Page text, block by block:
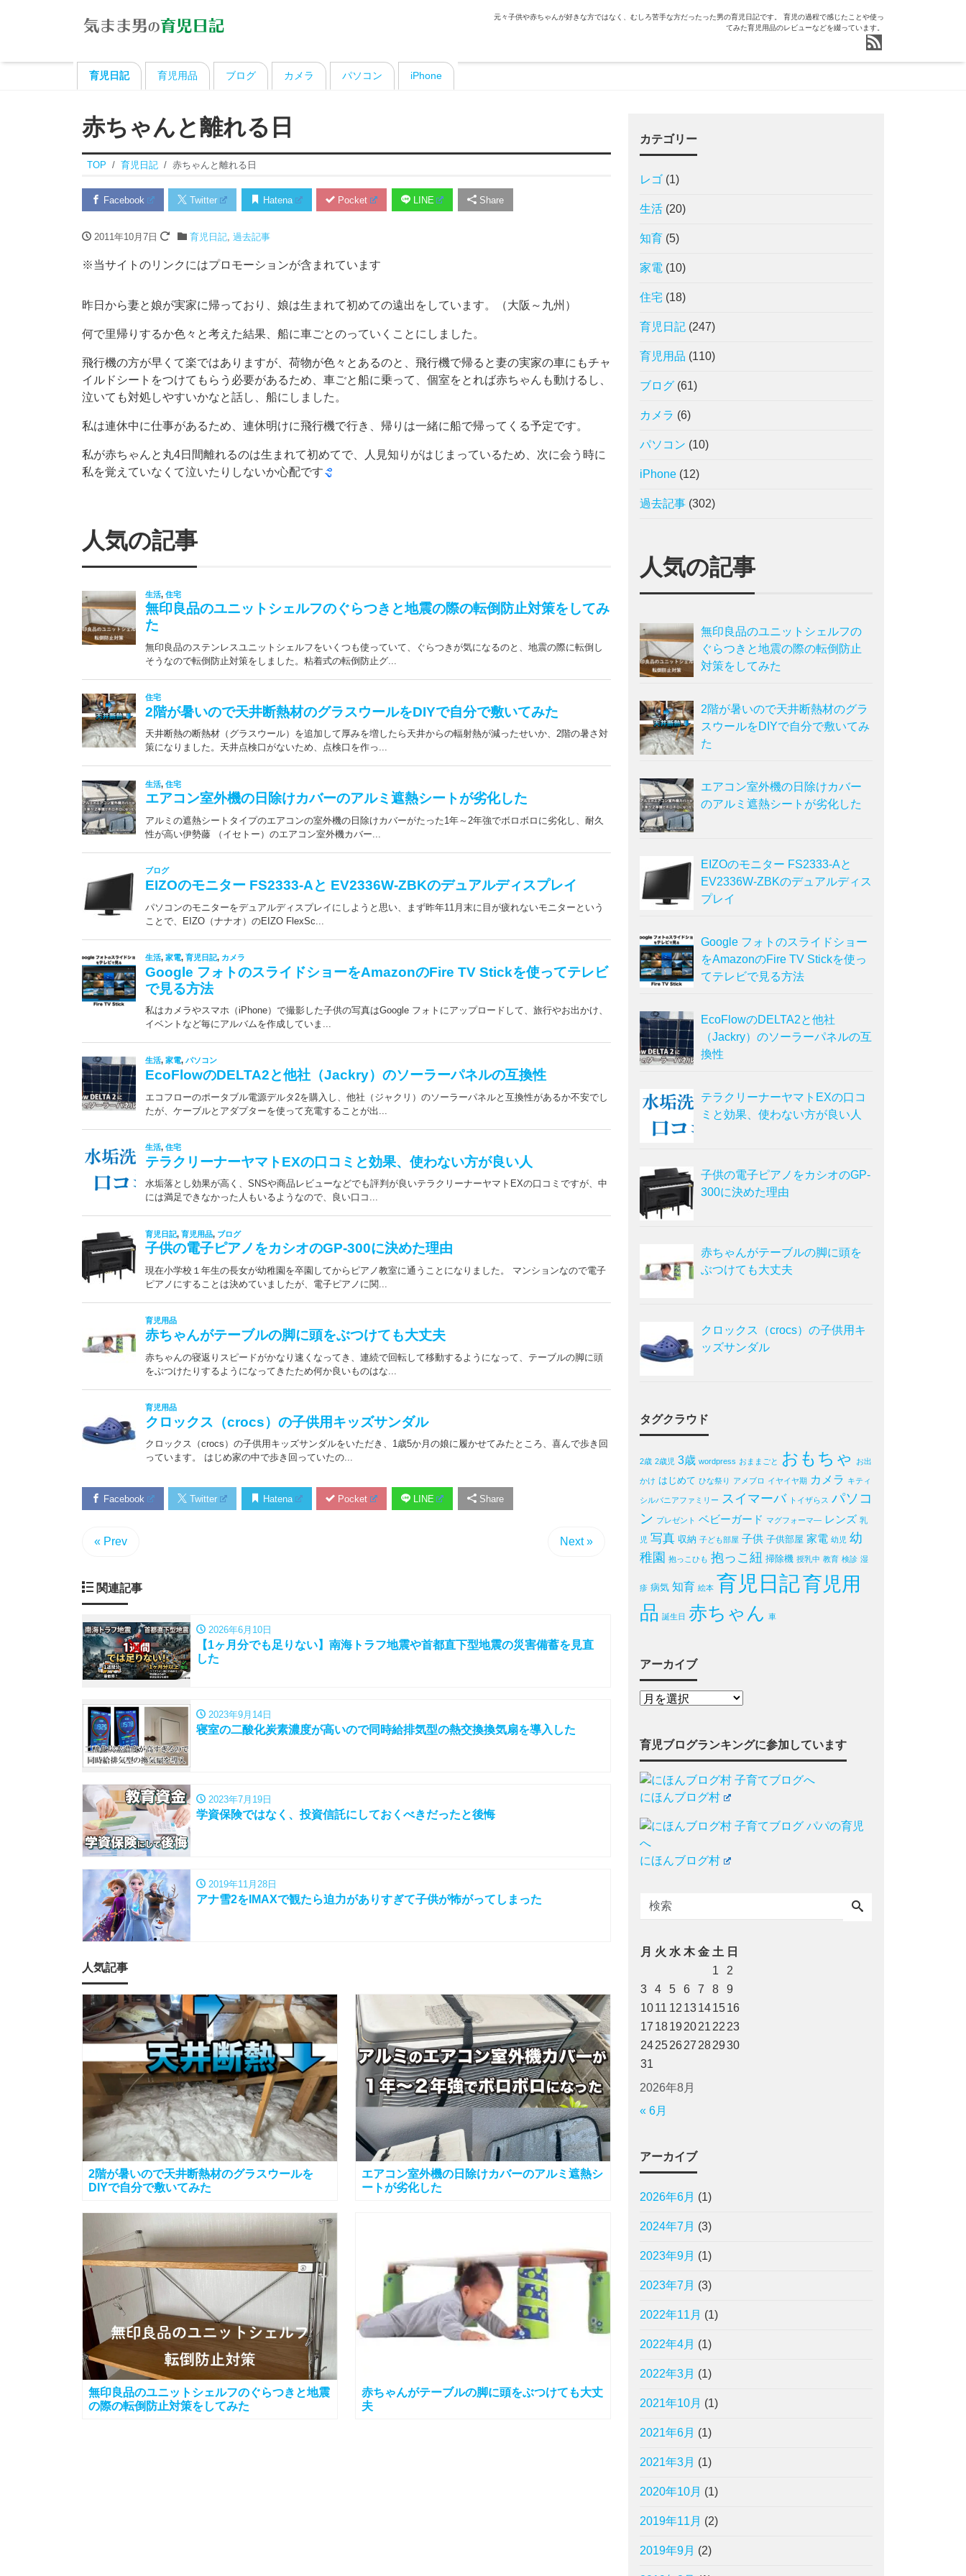
元々子供や赤ちゃんが好きな方ではなく、むしろ苦手な方だったった男の育児日記です。 育児の過程で感じたことや使っ
てみた育児用品のレビューなどを綴っています。
育児日記 育児用品 ブログ カメラ パソコン iPhone
赤ちゃんと離れる日
TOP 育児日記 赤ちゃんと離れる日
Facebook Twitter Hatena Pocket LINE Share
2011年10月7日 育児日記, 過去記事
※当サイトのリンクにはプロモーションが含まれています
昨日から妻と娘が実家に帰っており、娘は生まれて初めての遠出をしています。（大阪～九州）
何で里帰りするか色々と考えた結果、船に車ごとのっていくことにしました。
飛行機の方が早くて楽ではありますが、荷物が色々とあるのと、飛行機で帰ると妻の実家の車にもチャ
イルドシートをつけてもらう必要があるため、車ごと船に乗って、個室をとれば赤ちゃんも動けるし、
泣いても対処しやすいかなと話し、船にしました。
私は連休中に仕事があるため、連休明けに飛行機で行き、帰りは一緒に船で帰ってくる予定です。
私が赤ちゃんと丸4日間離れるのは生まれて初めてで、人見知りがはじまっているため、次に会う時に
私を覚えていなくて泣いたりしないか心配です
人気の記事
Facebook Twitter Hatena Pocket LINE Share
« Prev Next »
関連記事
2026年6月10日
【1ヶ月分でも足りない】南海トラフ地震や首都直下型地震の災害備蓄を見直
した
2023年9月14日
寝室の二酸化炭素濃度が高いので同時給排気型の熱交換換気扇を導入した
2023年7月19日
学資保険ではなく、投資信託にしておくべきだったと後悔
2019年11月28日
アナ雪2をIMAXで観たら迫力がありすぎて子供が怖がってしまった
人気記事
2階が暑いので天井断熱材のグラスウールを
DIYで自分で敷いてみた
エアコン室外機の日除けカバーのアルミ遮熱シ
ートが劣化した
無印良品のユニットシェルフのぐらつきと地震
の際の転倒防止対策をしてみた
赤ちゃんがテーブルの脚に頭をぶつけても大丈
夫
カテゴリー
レゴ (1)
生活 (20)
知育 (5)
家電 (10)
住宅 (18)
育児日記 (247)
育児用品 (110)
ブログ (61)
カメラ (6)
パソコン (10)
iPhone (12)
過去記事 (302)
人気の記事
無印良品のユニットシェルフの
ぐらつきと地震の際の転倒防止
対策をしてみた
2階が暑いので天井断熱材のグラ
スウールをDIYで自分で敷いてみ
た
エアコン室外機の日除けカバー
のアルミ遮熱シートが劣化した
EIZOのモニター FS2333-Aと
EV2336W-ZBKのデュアルディス
プレイ
Google フォトのスライドショー
をAmazonのFire TV Stickを使っ
てテレビで見る方法
EcoFlowのDELTA2と他社
（Jackry）のソーラーパネルの互
換性
テラクリーナーヤマトEXの口コ
ミと効果、使わない方が良い人
子供の電子ピアノをカシオのGP-
300に決めた理由
赤ちゃんがテーブルの脚に頭を
ぶつけても大丈夫
クロックス（crocs）の子供用キ
ッズサンダル
タグクラウド
2歳 2歳児 3歳 wordpress おままごと おもちゃ お出
かけ はじめて ひな祭り アメブロ イヤイヤ期 カメラ キティ
シルバニアファミリー スイマーバ トイザらス パソコ
ン プレゼント ベビーガード マグフォーマ― レンズ 乳
児 写真 収納 子ども部屋 子供 子供部屋 家電 幼児 幼
稚園 抱っこひも 抱っこ紐 掃除機 授乳中 教育 検診 湿
疹 病気 知育 絵本 育児日記育児用
品 誕生日 赤ちゃん 車
アーカイブ
育児ブログランキングに参加しています
にほんブログ村
にほんブログ村
2026年8月
月 火 水 木 金 土 日
1
2
3
4 5 6 7 8
9
1011 12 13141516
17 18192021 22 23
24252627 282930
31
« 6月
アーカイブ
2026年6月 (1)
2024年7月 (3)
2023年9月 (1)
2023年7月 (3)
2022年11月 (1)
2022年4月 (1)
2022年3月 (1)
2021年10月 (1)
2021年6月 (1)
2021年3月 (1)
2020年10月 (1)
2019年11月 (2)
2019年9月 (2)